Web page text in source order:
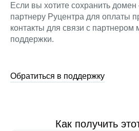
Если вы хотите сохранить
партнеру Руцентра для оплаты
контакты для связи с
поддержки.
Обратиться в поддержку
Как получить